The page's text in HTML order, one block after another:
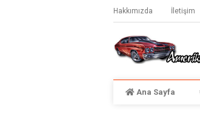
Hakkımızda İletişim
Ana Sayfa